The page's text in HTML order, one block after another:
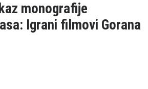
monografije
Igrani filmovi Gorana